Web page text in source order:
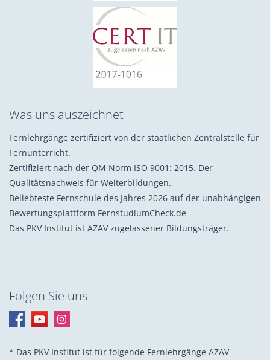
Was uns auszeichnet
Fernlehrgänge zertifiziert von der staatlichen Zentralstelle für
Fernunterricht.
Zertifiziert nach der QM Norm ISO 9001: 2015. Der
Qualitätsnachweis für Weiterbildungen.
Beliebteste Fernschule des Jahres 2026 auf der unabhängigen
Bewertungsplattform FernstudiumCheck.de
Das PKV Institut ist AZAV zugelassener Bildungsträger.
Folgen Sie uns
* Das PKV Institut ist für folgende Fernlehrgänge AZAV